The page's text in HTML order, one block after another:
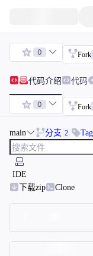
0 Fork
代码介绍 代码
0 Fork
main 分支 2
IDE
下载zip
Clone